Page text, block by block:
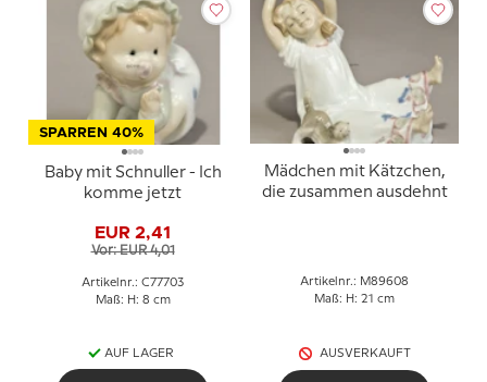
SPARREN 40%
Baby mit Schnuller - Ich
komme jetzt
EUR 2,41
Vor: EUR 4,01
Artikelnr.: C77703
Maß: H: 8 cm
AUF LAGER
Mädchen mit Kätzchen,
die zusammen ausdehnt
Artikelnr.: M89608
Maß: H: 21 cm
AUSVERKAUFT